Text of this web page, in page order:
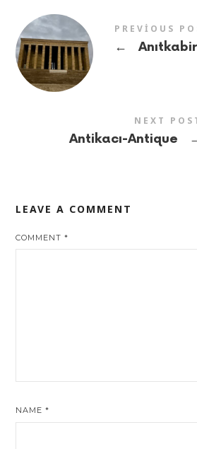
PREVIOUS
←
NEXT
Antikacı-Antique
LEAVE A COMMENT
COMMENT*
NAME*